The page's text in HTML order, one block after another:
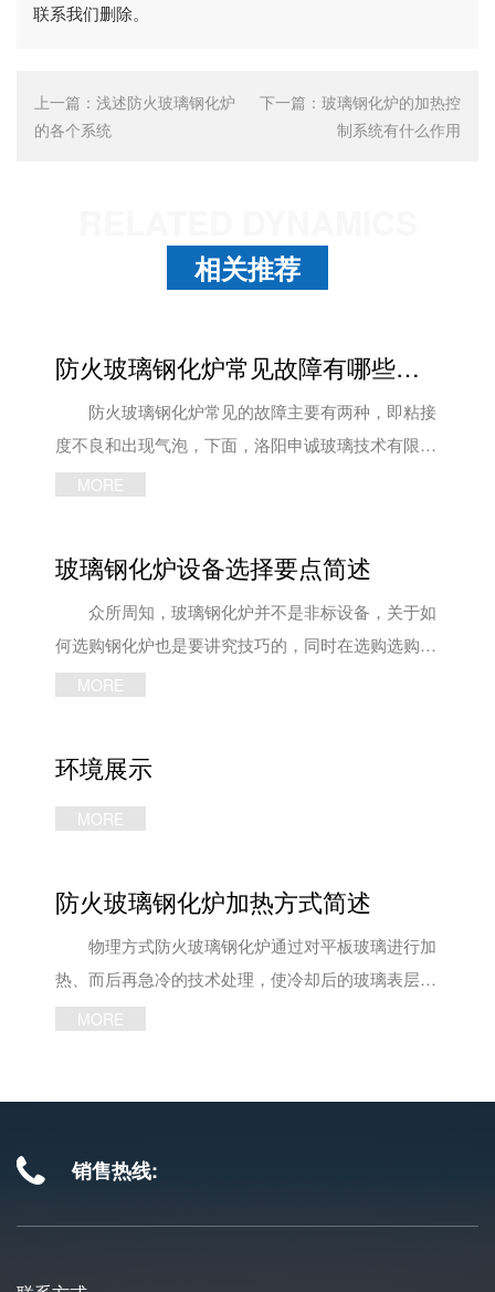
联系我们删除。
上一篇： 浅述防火玻璃钢化炉
的各个系统
下一篇： 玻璃钢化炉的加热控
制系统有什么作用
相关推荐
防火玻璃钢化炉常见故障有哪些，如何解决
防火玻璃钢化炉常见的故障主要有两种，即粘接
度不良和出现气泡，下面，洛阳申诚玻璃技术有限公
司工作人员就来跟大家好好的说一说吧! 一、防
够。解决方法：按工艺要求确保加热温度与保温时
间。 2、胶片失。解决方法：保证胶片储存环
境，整卷开封后尽快用完或密封保存，放置时间相对
较长的胶片，建议先做小样板验证胶片的粘合力是否
璃出现气泡现象，主要有以下六个原因： 1、玻
璃表面不平整。解决方法：增加胶片厚度。 2、
饰物。 4、过早停止真空泵。解决方法：待防火
玻璃钢化炉温度降低到40度以下方可停止抽真空。
5、真空袋漏气或真空泵故障。解决方法：更换
硅胶袋，保障真空泵运行，提高真空度≥0.094Mpa。
分钟，再升温到120度保温40到50分钟，做PEV温到
钟，保温时间视玻璃厚度而定。 文章内容来源于防
MORE
玻璃钢化炉设备选择要点简述
众所周知，玻璃钢化炉并不是非标设备，关于如
何选购钢化炉也是要讲究技巧的，同时在选购选购玻
璃钢化设备的过程中，玻璃深加工企业的厂房面积、
规划来确定，资金充裕与否，对后期发展规划的路线
确定，都是影响到玻璃钢化炉的选型。 同时，
要很大资金，检查维修也有影响。所以，在选购时，
设备的综合性能、售后服务、后期维修都是要考虑的
因素。 在此，洛阳申诚玻璃技术有限公司为大
家总结了一些购买玻璃钢化炉的要点： 1、钢化
队，和厂区，不要被一些皮包公司所蒙骗。 3、
钱。 4、钢化炉要智能，好操作。不要再人工成
MORE
环境展示
MORE
防火玻璃钢化炉加热方式简述
物理方式防火玻璃钢化炉通过对平板玻璃进行加
热、而后再急冷的技术处理，使冷却后的玻璃表层形
成压应力，玻璃内部形成张应力，从而达到提高玻璃
钢化设备和辐射式加热钢化设备;如果按照设备的结
MORE
销售热线: